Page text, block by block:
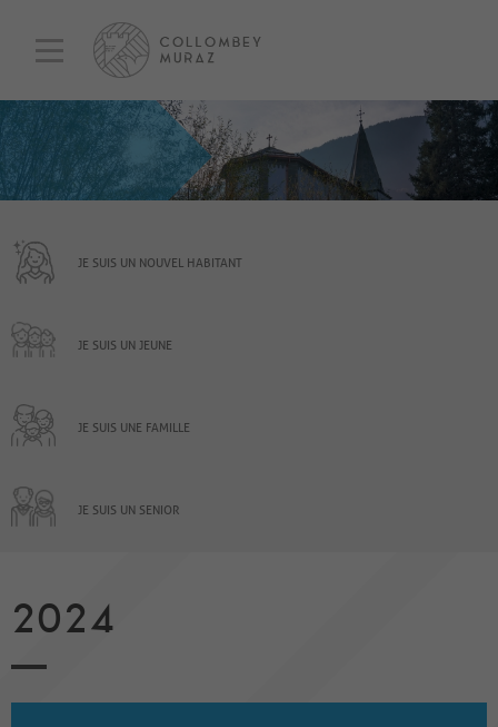
JE SUIS UN NOUVEL HABITANT
JE SUIS UN JEUNE
JE SUIS UNE FAMILLE
JE SUIS UN SENIOR
2024